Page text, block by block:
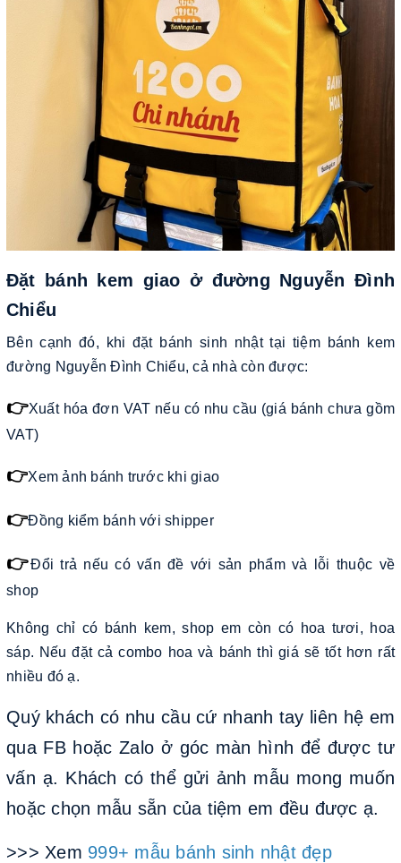
Đặt bánh kem giao ở đường Nguyễn Đình
Chiểu
Bên cạnh đó, khi đặt bánh sinh nhật tại tiệm bánh kem
đường Nguyễn Đình Chiểu, cả nhà còn được:
👉Xuất hóa đơn VAT nếu có nhu cầu (giá bánh chưa gồm
VAT)
👉Xem ảnh bánh trước khi giao
👉Đồng kiểm bánh với shipper
👉Đổi trả nếu có vấn đề với sản phẩm và lỗi thuộc về
shop
Không chỉ có bánh kem, shop em còn có hoa tươi, hoa
sáp. Nếu đặt cả combo hoa và bánh thì giá sẽ tốt hơn rất
nhiều đó ạ.
Quý khách có nhu cầu cứ nhanh tay liên hệ em
qua FB hoặc Zalo ở góc màn hình để được tư
vấn ạ. Khách có thể gửi ảnh mẫu mong muốn
hoặc chọn mẫu sẵn của tiệm em đều được ạ.
>>> Xem 999+ mẫu bánh sinh nhật đẹp